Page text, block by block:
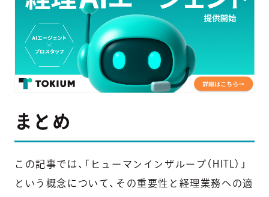
まとめ
この記事では、「ヒューマンインザループ（HITL）」
という概念について、その重要性と経理業務への適